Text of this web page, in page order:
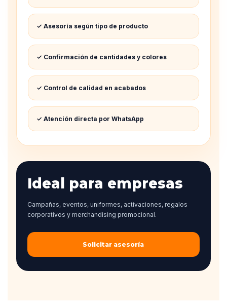
✓ Asesoría según tipo de producto
✓ Confirmación de cantidades y colores
✓ Control de calidad en acabados
✓ Atención directa por WhatsApp
Ideal para empresas
Campañas, eventos, uniformes, activaciones, regalos
corporativos y merchandising promocional.
Solicitar asesoría